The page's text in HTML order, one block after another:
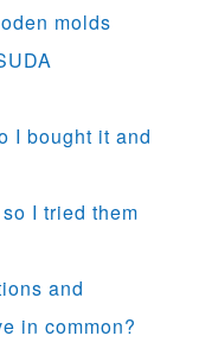
molds
I bought it and
I tried them
and
in common?